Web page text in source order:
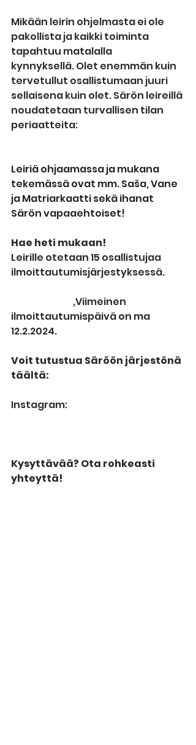
Mikään leirin ohjelmasta ei ole
pakollista ja kaikki toiminta
tapahtuu matalalla
kynnyksellä. Olet enemmän kuin
tervetullut osallistumaan juuri
sellaisena kuin olet. Särön leireillä
noudatetaan turvallisen tilan
periaatteita:
Leiriä ohjaamassa ja mukana
tekemässä ovat mm. Saša, Vane
ja Matriarkaatti sekä ihanat
Särön vapaaehtoiset!
Hae heti mukaan!
Leirille otetaan 15 osallistujaa
ilmoittautumisjärjestyksessä.
.Viimeinen
ilmoittautumispäivä on ma
12.2.2024.
Voit tutustua Säröön järjestönä
täältä:
Instagram:
Kysyttävää? Ota rohkeasti
yhteyttä!